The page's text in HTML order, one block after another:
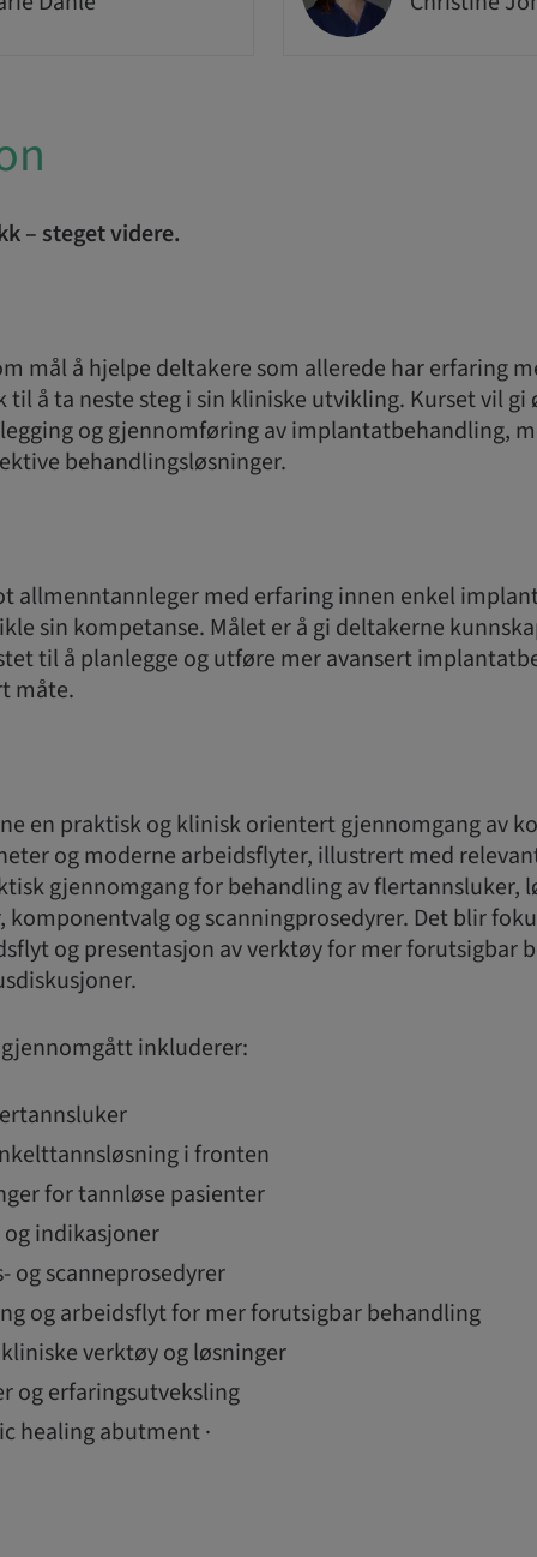
– steget videre.
mål å hjelpe deltakere som allerede har erfaring
å ta neste steg i sin kliniske utvikling. Kurset vil gi
og gjennomføring av implantatbehandling,
behandlingsløsninger.
allmenntannleger med erfaring innen enkel
sin kompetanse. Målet er å gi deltakerne
til å planlegge og utføre mer avansert
måte.
en praktisk og klinisk orientert gjennomgang av
og moderne arbeidsflyter, illustrert med
gjennomgang for behandling av flertannsluker,
komponentvalg og scanningprosedyrer. Det blir
og presentasjon av verktøy for mer forutsigbar
inkluderer:
i fronten
for tannløse pasienter
indikasjoner
og scanneprosedyrer
og arbeidsflyt for mer forutsigbar behandling
verktøy og løsninger
og erfaringsutveksling
healing abutment ·